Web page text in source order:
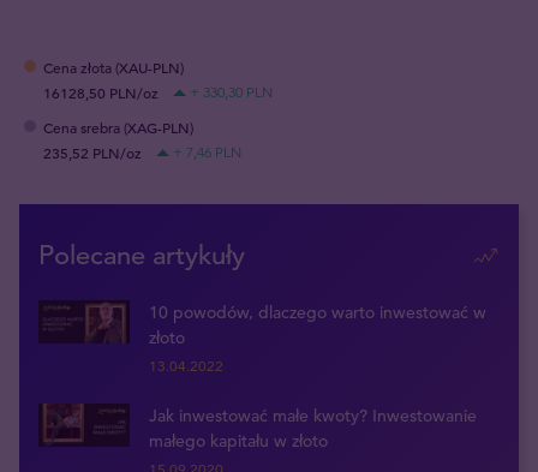
Cena złota (XAU-PLN)
16128,50 PLN/oz
+ 330,30 PLN
Cena srebra (XAG-PLN)
235,52 PLN/oz
+ 7,46 PLN
Polecane artykuły
10 powodów, dlaczego warto inwestować w
złoto
13.04.2022
Jak inwestować małe kwoty? Inwestowanie
małego kapitału w złoto